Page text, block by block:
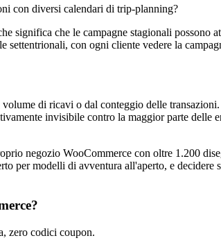
con diversi calendari di trip-planning?
significa che le campagne stagionali
con ogni cliente vedere la
di ricavi o dal conteggio delle
invisibile contro la maggior parte delle
negozio WooCommerce con oltre 1.200
per modelli di avventura all'aperto, e
zero codici coupon.